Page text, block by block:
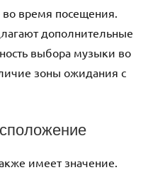
во время посещения.
дополнительные
выбора музыки во
зоны ожидания с
имеет значение.